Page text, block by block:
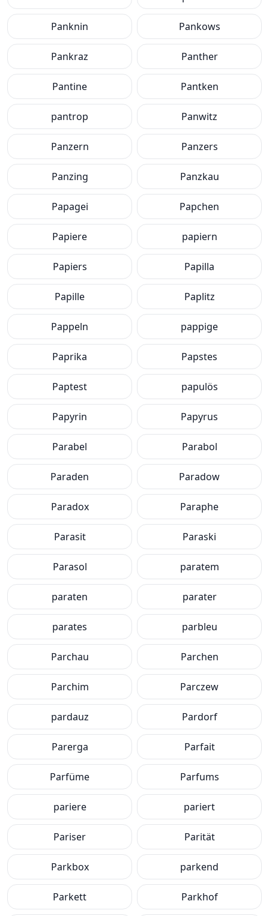
Panknin Pankows
Pankraz Panther
Pantine Pantken
pantrop Panwitz
Panzern Panzers
Panzing Panzkau
Papagei Papchen
Papiere papiern
Papiers Papilla
Papille Paplitz
Pappeln pappige
Paprika Papstes
Paptest papulös
Papyrin Papyrus
Parabel Parabol
Paraden Paradow
Paradox Paraphe
Parasit Paraski
Parasol paratem
paraten parater
parates parbleu
Parchau Parchen
Parchim Parczew
pardauz Pardorf
Parerga Parfait
Parfüme Parfums
pariere pariert
Pariser Parität
Parkbox parkend
Parkett Parkhof